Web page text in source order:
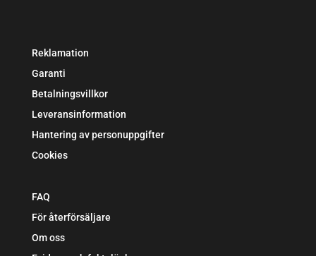
Reklamation
Garanti
Betalningsvillkor
Leveransinformation
Hantering av personuppgifter
Cookies
FAQ
För återförsäljare
Om oss